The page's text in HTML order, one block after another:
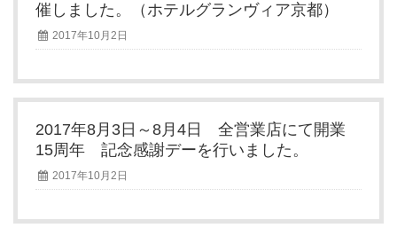
催しました。（ホテルグランヴィア京都）
2017年10月2日
2017年8月3日～8月4日 全営業店にて開業
15周年 記念感謝デーを行いました。
2017年10月2日